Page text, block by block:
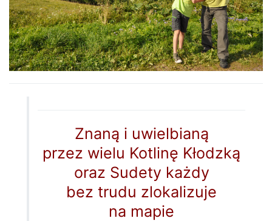
Znaną i uwielbianą
przez wielu Kotlinę Kłodzką
oraz Sudety każdy
bez trudu zlokalizuje
na mapie